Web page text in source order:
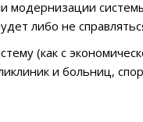
либо не
(как с
и больниц,